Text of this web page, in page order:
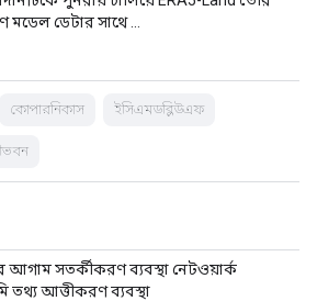
মডেল ডেটার সাথে …
কোপারনিকাস ইসিএমডব্লিউএফ
আগাম সতর্কীকরণ ব্যবস্থা নেটওয়ার্ক
তথ্য আত্তীকরণ ব্যবস্থা